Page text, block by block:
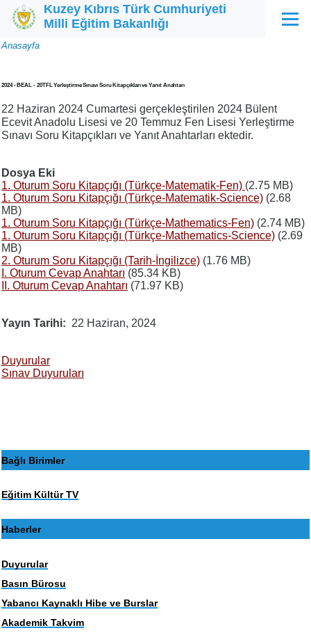
Ana içeriğe atla
Kuzey Kıbrıs Türk Cumhuriyeti
Milli Eğitim Bakanlığı
Menü
Sayfa
Anasayfa
2024 - BEAL - 20TFL Yerleştirme Sınavı Soru Kitapçıkları ve Yanıt Anahtarı
22 Haziran 2024 Cumartesi gerçekleştirilen 2024 Bülent
Ecevit Anadolu Lisesi ve 20 Temmuz Fen Lisesi Yerleştirme
Sınavı Soru Kitapçıkları ve Yanıt Anahtarları ektedir.
Dosya Eki
1. Oturum Soru Kitapçığı (Türkçe-Matematik-Fen) (2.75 MB)
1. Oturum Soru Kitapçığı (Türkçe-Matematik-Science) (2.68
MB)
1. Oturum Soru Kitapçığı (Türkçe-Mathematics-Fen) (2.74 MB)
1. Oturum Soru Kitapçığı (Türkçe-Mathematics-Science) (2.69
MB)
2. Oturum Soru Kitapçığı (Tarih-İngilizce) (1.76 MB)
I. Oturum Cevap Anahtarı (85.34 KB)
II. Oturum Cevap Anahtarı (71.97 KB)
Yayın Tarihi 22 Haziran, 2024
Duyurular
Sınav Duyuruları
Bağlı Birimler
Eğitim Kültür TV
Haberler
Duyurular
Basın Bürosu
Yabancı Kaynaklı Hibe ve Burslar
Akademik Takvim